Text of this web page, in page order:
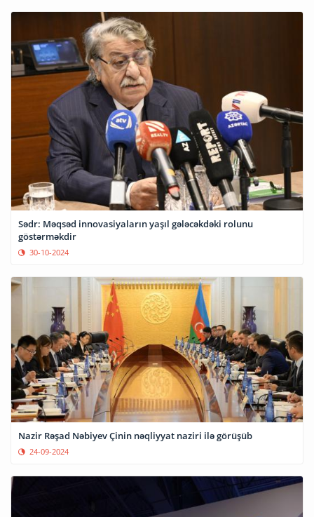
Sədr: Məqsəd innovasiyaların yaşıl gələcəkdəki rolunu
göstərməkdir
30-10-2024
Nazir Rəşad Nəbiyev Çinin nəqliyyat naziri ilə görüşüb
24-09-2024